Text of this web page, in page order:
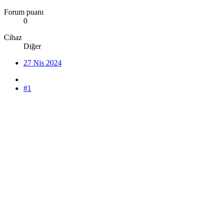
Forum puanı
0
Cihaz
Diğer
27 Nis 2024
#1